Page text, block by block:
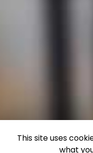
This site uses
what